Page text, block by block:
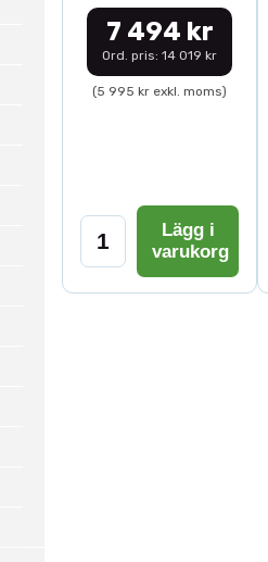
7 494 kr
Ord. pris: 14 019 kr
(5 995 kr exkl. moms)
Lägg i
varukorg